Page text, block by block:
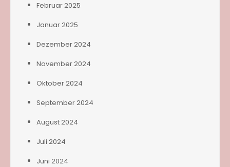
Februar 2025
Januar 2025
Dezember 2024
November 2024
Oktober 2024
September 2024
August 2024
Juli 2024
Juni 2024